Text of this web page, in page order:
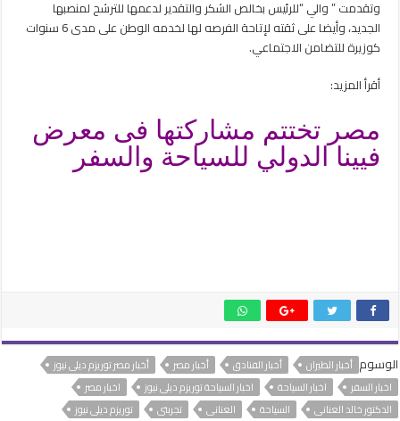
وتقدمت ” والي “للرئيس بخالص الشكر والتقدير لدعمها للترشح لمنصبها
الجديد، وأيضا على ثقته لإتاحة الفرصه لها لخدمه الوطن على مدى 6 سنوات
كوزيرة للتضامن الاجتماعي.
أقرأ المزيد:
مصر تختتم مشاركتها فى معرض
فيينا الدولي للسياحة والسفر
الوسوم أخبار الطيران أخبار الفنادق أخبار مصر
أخبار مصر توريزم ديلى نيوز
اخبار السفر
اخبار السياحة اخبار السياحة توريزم ديلى نيوز
اخبار مصر
الدكتور خالد العنانى
السياحة العنانى تجربتى
توريزم ديلى نيوز